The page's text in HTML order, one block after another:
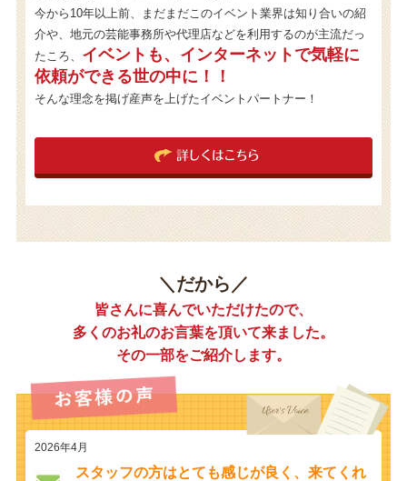
今から10年以上前、まだまだこのイベント業界は知り合いの紹
介や、地元の芸能事務所や代理店などを利用するのが主流だっ
たころ、 イベントも、インターネットで気軽に
依頼ができる世の中に！！
そんな理念を掲げ産声を上げたイベントパートナー！
詳しくはこちら
＼だから／
皆さんに喜んでいただけたので、
多くのお礼のお言葉を頂いて来ました。
その一部をご紹介します。
2026年4月
スタッフの方はとても感じが良く、来てくれ